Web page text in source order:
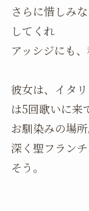
さらに惜しみ
してくれ
アッシジにも
彼女は、イタ
は5回歌いに来
お馴染みの場
深く聖フラン
そう。